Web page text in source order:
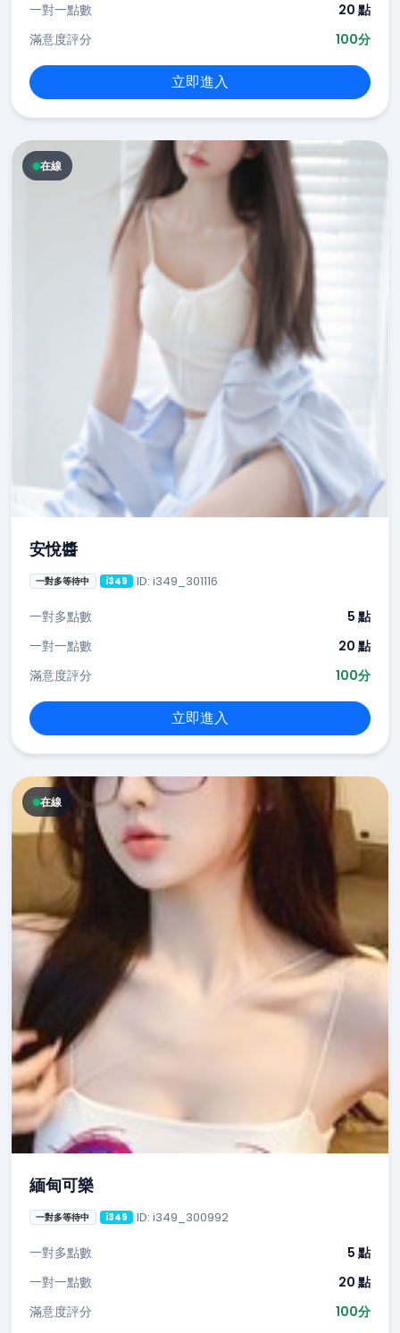
一對一點數
20 點
滿意度評分
100分
立即進入
在線
安悅醬
一對多等待中 i349 ID: i349_301116
一對多點數
5 點
一對一點數
20 點
滿意度評分
100分
立即進入
在線
緬甸可樂
一對多等待中 i349 ID: i349_300992
一對多點數
5 點
一對一點數
20 點
滿意度評分
100分